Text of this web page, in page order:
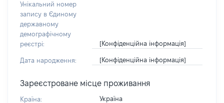
Унікальний номер
запису в Єдиному
державному
демографічному
реєстрі:
[Конфіденційна інформація]
Дата народження: [Конфіденційна інформація]
Зареєстроване місце проживання
Країна: Україна